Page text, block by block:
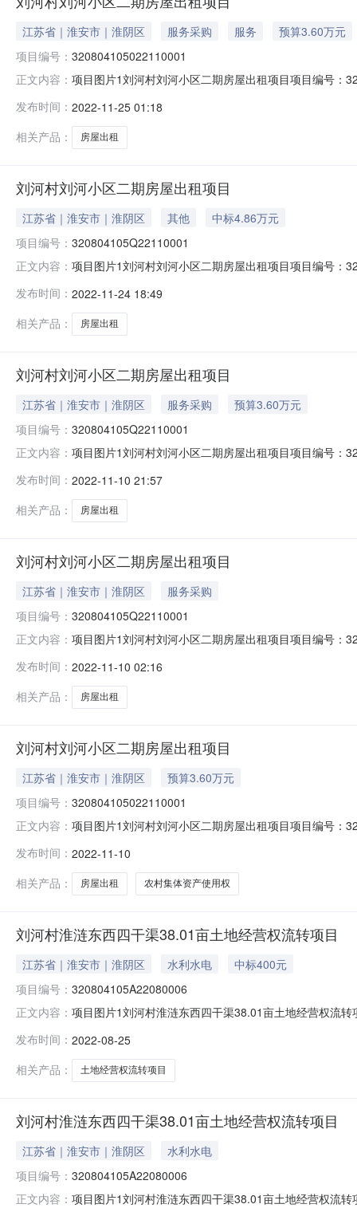
江苏省｜淮安市｜淮阴区 服务采购 服务
预算3.60万元
项目编号： 320804105022110001
正文内容： 项目图片1刘河村刘河小区二期房屋出租项目项目编号：
二期3903号房屋，房屋总建筑面积约64平方米。现为了
发布时间： 2022-11-25 01:18
相关产品：
房屋出租
刘河村刘河小区二期房屋出租项目
江苏省｜淮安市｜淮阴区 其他
中标4.86万元
项目编号： 320804105Q22110001
正文内容： 项目图片1刘河村刘河小区二期房屋出租项目项目编号：
二期3903号房屋，房屋总建筑面积约64平方米。现为了
发布时间： 2022-11-24 18:49
相关产品：
房屋出租
刘河村刘河小区二期房屋出租项目
江苏省｜淮安市｜淮阴区 服务采购
预算3.60万元
项目编号： 320804105Q22110001
正文内容： 项目图片1刘河村刘河小区二期房屋出租项目项目编号
10产权信息乡镇（街道）:淮高镇村（社区）:刘河村组
发布时间： 2022-11-10 21:57
相关产品：
房屋出租
刘河村刘河小区二期房屋出租项目
江苏省｜淮安市｜淮阴区
服务采购
项目编号： 320804105Q22110001
正文内容： 项目图片1刘河村刘河小区二期房屋出租项目项目编号：
进行出租。招标低价12000元/年，叁年租金合计36000
发布时间： 2022-11-10 02:16
相关产品：
房屋出租
刘河村刘河小区二期房屋出租项目
江苏省｜淮安市｜淮阴区
预算3.60万元
项目编号： 320804105022110001
正文内容： 项目图片1刘河村刘河小区二期房屋出租项目项目编号
10产权信息乡镇（街道）:淮高镇村（社区）:刘河村组
发布时间： 2022-11-10
相关产品：
房屋出租 农村集体资产使用权
刘河村淮涟东西四干渠38.01亩土地经营权流转项目
江苏省｜淮安市｜淮阴区 水利水电
中标400元
项目编号： 320804105A22080006
正文内容： 项目图片1刘河村淮涟东西四干渠38.01亩土地经营权流
刘河村淮涟东西四干渠流转土地38.01亩，经营农业生产
发布时间： 2022-08-25
相关产品：
土地经营权流转项目
刘河村淮涟东西四干渠38.01亩土地经营权流转项目
江苏省｜淮安市｜淮阴区
水利水电
项目编号： 320804105A22080006
正文内容： 项目图片1刘河村淮涟东西四干渠38.01亩土地经营权流